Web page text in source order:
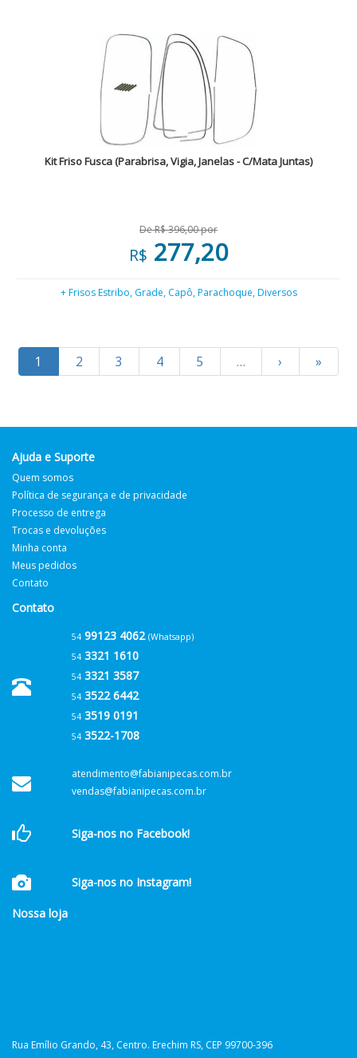
Kit Friso Fusca (Parabrisa, Vigia, Janelas - C/Mata Juntas)
De R$ 396,00 por
R$ 277,20
+ Frisos Estribo, Grade, Capô, Parachoque, Diversos
1 2 3 4 5 … › »
Ajuda e Suporte
Quem somos
Política de segurança e de privacidade
Processo de entrega
Trocas e devoluções
Minha conta
Meus pedidos
Contato
Contato
5499123 4062 (Whatsapp)
543321 1610
543321 3587
543522 6442
543519 0191
543522-1708
atendimento@fabianipecas.com.br
vendas@fabianipecas.com.br
Siga-nos no Facebook!
Siga-nos no Instagram!
Nossa loja
Rua Emílio Grando, 43, Centro. Erechim RS, CEP 99700-396